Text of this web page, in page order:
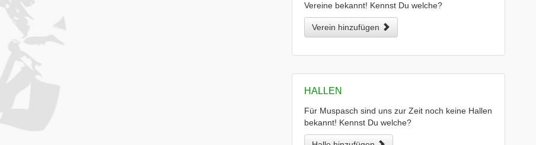
Vereine bekannt! Kennst Du welche?
Verein hinzufügen
HALLEN
Für Muspasch sind uns zur Zeit noch keine Hallen
bekannt! Kennst Du welche?